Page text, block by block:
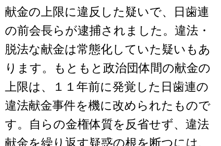
献金の上限に違反した疑いで、日歯連
の前会長らが逮捕されました。違法・
脱法な献金は常態化していた疑いもあ
ります。もともと政治団体間の献金の
上限は、１１年前に発覚した日歯連の
違法献金事件を機に改められたもので
す。自らの金権体質を反省せず、違法
献金を繰り返す疑惑の根を断つには、